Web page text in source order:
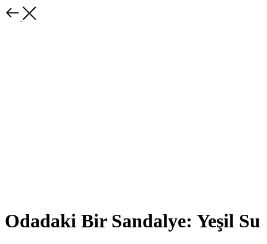
Odadaki Bir Sandalye: Yeşil Su